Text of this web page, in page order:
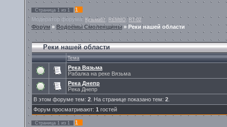
Страница 1 из 1
1
Модератор форума: Кузьма67 REMBO , RT-02
Форум» Водоёмы Смоленщины »Реки нашей области
Реки нашей области
Тема
Река Вязьма
Рабалка на реке Вязьма
Река Днепр
Река Днепр
В этом форуме тем: 2 . На странице показано тем: 2
Форум просматривают: 1 гостей
Страница 1 из 1 1